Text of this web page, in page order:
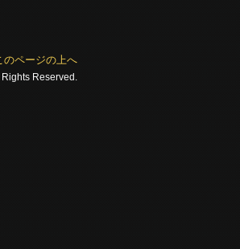
のページの上へ
Reserved.